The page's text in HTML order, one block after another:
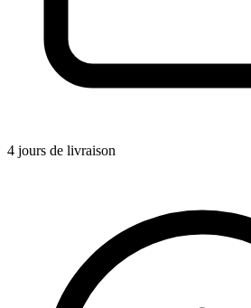
4 jours de livraison